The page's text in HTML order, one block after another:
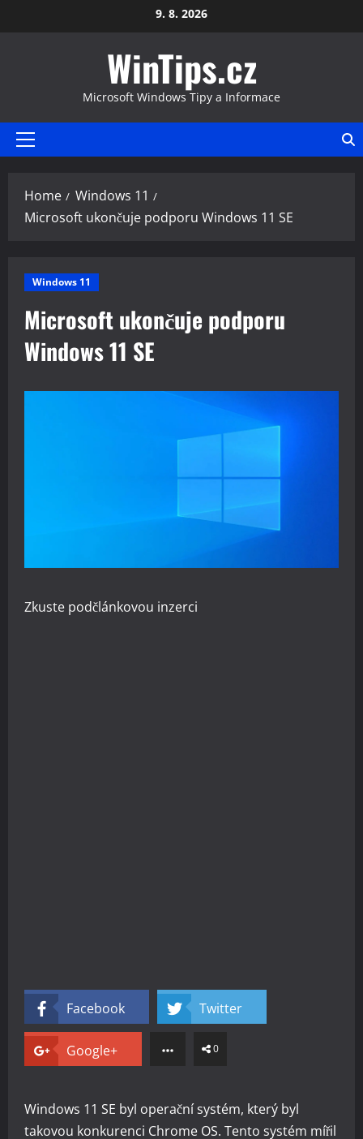
to
9. 8. 2026
WinTips.cz
Microsoft Windows Tipy a Informace
Primary
Home
Windows 11
Microsoft ukončuje podporu Windows 11 SE
Windows 11
Microsoft ukončuje podporu
Windows 11 SE
Zkuste podčlánkovou inzerci
Facebook Twitter
Google+ 0
Windows 11 SE byl operační systém, který byl
takovou konkurenci Chrome OS. Tento systém mířil